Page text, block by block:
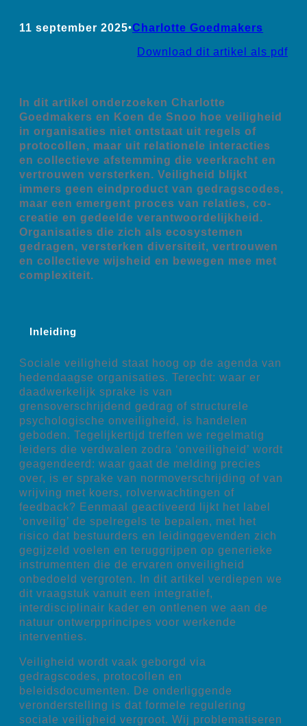
11 september 2025•Charlotte Goedmakers
Download dit artikel als pdf
In dit artikel onderzoeken Charlotte
Goedmakers en Koen de Snoo hoe veiligheid
in organisaties niet ontstaat uit regels of
protocollen, maar uit relationele interacties
en collectieve afstemming die veerkracht en
vertrouwen versterken. Veiligheid blijkt
immers geen eindproduct van gedragscodes,
maar een emergent proces van relaties, co-
creatie en gedeelde verantwoordelijkheid.
Organisaties die zich als ecosystemen
gedragen, versterken diversiteit, vertrouwen
en collectieve wijsheid en bewegen mee met
complexiteit.
Inleiding
Sociale veiligheid staat hoog op de agenda van
hedendaagse organisaties. Terecht: waar er
daadwerkelijk sprake is van
grensoverschrijdend gedrag of structurele
psychologische onveiligheid, is handelen
geboden. Tegelijkertijd treffen we regelmatig
leiders die verdwalen zodra ‘onveiligheid’ wordt
geagendeerd: waar gaat de melding precies
over, is er sprake van normoverschrijding of van
wrijving met koers, rolverwachtingen of
feedback? Eenmaal geactiveerd lijkt het label
‘onveilig’ de spelregels te bepalen, met het
risico dat bestuurders en leidinggevenden zich
gegijzeld voelen en teruggrijpen op generieke
instrumenten die de ervaren onveiligheid
onbedoeld vergroten. In dit artikel verdiepen we
dit vraagstuk vanuit een integratief,
interdisciplinair kader en ontlenen we aan de
natuur ontwerpprincipes voor werkende
interventies.
Veiligheid wordt vaak geborgd via
gedragscodes, protocollen en
beleidsdocumenten. De onderliggende
veronderstelling is dat formele regulering
sociale veiligheid vergroot. Wij problematiseren